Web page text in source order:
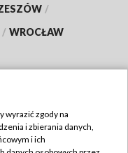
/
/ WROCŁAW
wyrazić zgody na
i zbierania danych,
i ich